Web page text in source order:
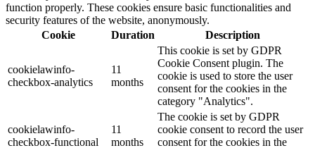
function properly. These cookies ensure basic functionalities and
security features of the website, anonymously.
Cookie
Duration Description
cookielawinfo-
checkbox-analytics
11
months
This cookie is set by GDPR
Cookie Consent plugin. The
cookie is used to store the user
consent for the cookies in the
category "Analytics".
cookielawinfo-
checkbox-functional
11
months
The cookie is set by GDPR
cookie consent to record the user
consent for the cookies in the